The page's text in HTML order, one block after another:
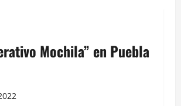
Mochila” en Puebla